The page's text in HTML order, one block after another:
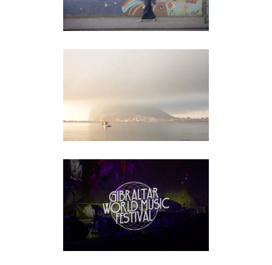
clientes
clientes
GWMF
clientes